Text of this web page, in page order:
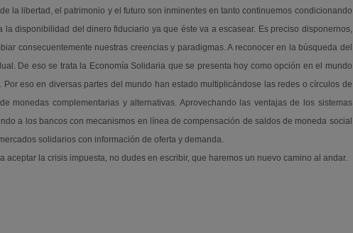
la libertad, el patrimonio y el futuro son inminentes en tanto continuemos condicionando
la disponibilidad del dinero fiduciario ya que éste va a escasear. Es preciso disponernos,
consecuentemente nuestras creencias y paradigmas. A reconocer en la búsqueda del
De eso se trata la Economía Solidaria que se presenta hoy como opción en el mundo
eso en diversas partes del mundo han estado multiplicándose las redes o círculos de
monedas complementarias y alternativas. Aprovechando las ventajas de los sistemas
a los bancos con mecanismos en línea de compensación de saldos de moneda social
solidarios con información de oferta y demanda.
aceptar la crisis impuesta, no dudes en escribir, que haremos un nuevo camino al andar.